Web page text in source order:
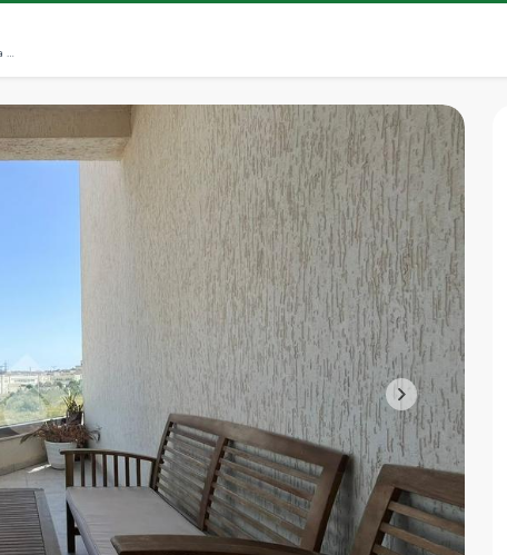
Loc. Résidence la perle de Carthage LC 08, 1090 1090 La Goulette (GT)
>>